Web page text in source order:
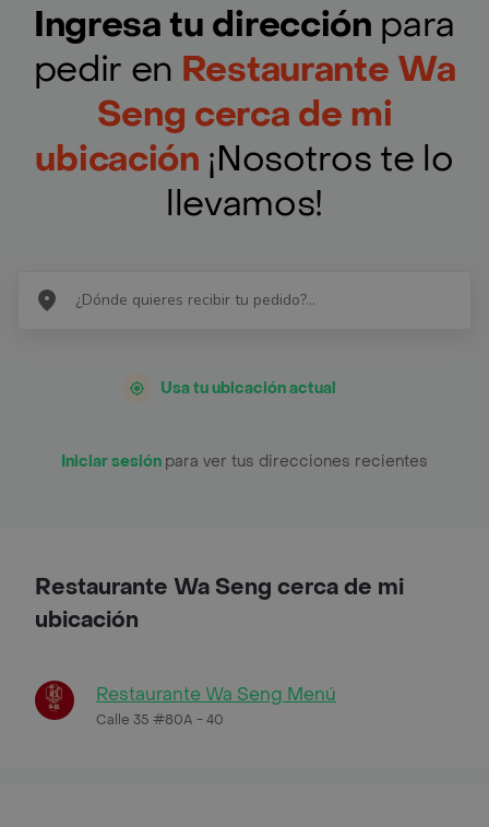
Ingresa tu dirección para
pedir en Restaurante Wa
Seng cerca de mi
ubicación ¡Nosotros te lo
llevamos!
Usa tu ubicación actual
Iniciar sesión para ver tus direcciones recientes
Restaurante Wa Seng cerca de mi
ubicación
Restaurante Wa Seng Menú
Calle 35 #80A - 40